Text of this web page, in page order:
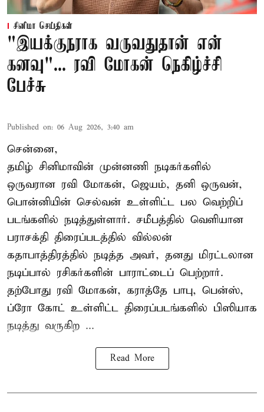
சினிமா செய்திகள்
"இயக்குநராக வருவதுதான் என்
கனவு"... ரவி மோகன் நெகிழ்ச்சி
பேச்சு
Published on: 06 Aug 2026, 3:40 am
சென்னை,
தமிழ் சினிமாவின் முன்னணி நடிகர்களில்
ஒருவரான ரவி மோகன், ஜெயம், தனி ஒருவன்,
பொன்னியின் செல்வன் உள்ளிட்ட பல வெற்றிப்
படங்களில் நடித்துள்ளார். சமீபத்தில் வெளியான
பராசக்தி திரைப்படத்தில் வில்லன்
கதாபாத்திரத்தில் நடித்த அவர், தனது மிரட்டலான
நடிப்பால் ரசிகர்களின் பாராட்டைப் பெற்றார்.
தற்போது ரவி மோகன், கராத்தே பாபு, பென்ஸ்,
ப்ரோ கோட் உள்ளிட்ட திரைப்படங்களில் பிஸியாக
நடித்து வருகிற ...
Read More